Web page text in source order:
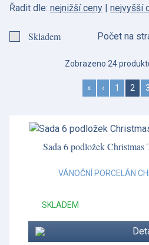
Řadit dle: nejnižší ceny | nejvyšší
Skladem Počet na
Zobrazeno 24
« ‹ 1 2 3
Sada 6 podložek Christmas
VÁNOČNÍ PORCELÁN
SKLADEM
Steccato